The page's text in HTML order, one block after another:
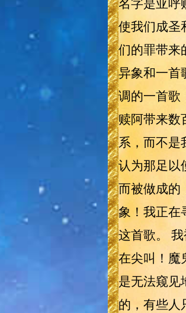
使我们成圣
们的罪带来
异象和一首
调的一首歌
赎阿带来数
系，而不是
认为那足以
而被做成的
象！我正在
这首歌。
在尖叫！魔
是无法窥见
的，有些人